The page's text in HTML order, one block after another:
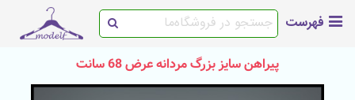
فهرست
پیراهن سایز بزرگ مردانه عرض 68 سانت